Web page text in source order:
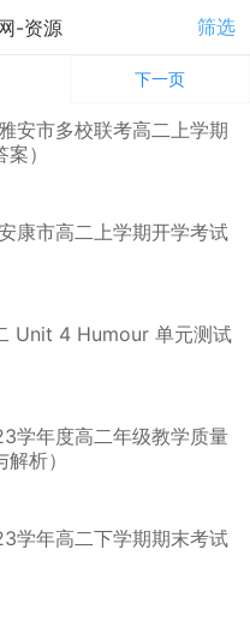
-资源 筛选
下一页
安市多校联考高二上学期
）
康市高二上学期开学考试
Unit 4 Humour 单元测试
学年度高二年级教学质量
析）
学年高二下学期期末考试